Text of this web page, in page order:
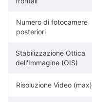
Numero di fotocamere
posteriori
Stabilizzazione Ottica
dell'Immagine (OIS)
Risoluzione Video (max)